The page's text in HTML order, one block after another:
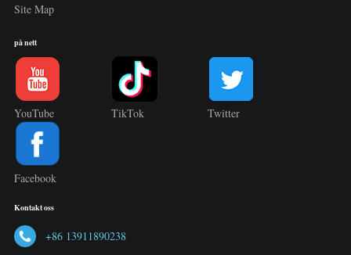
Site Map
på nett
YouTube TikTok Twitter
Facebook
Kontakt oss
+86 13911890238